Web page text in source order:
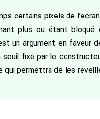
certains pixels de
plus ou étant bloqué
un argument en faveur
fixé par le
qui permettra de les